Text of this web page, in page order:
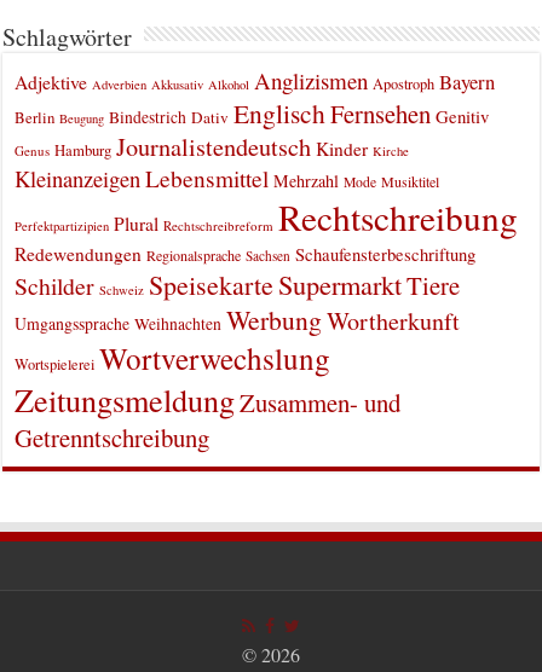
Schlagwörter
Adjektive Adverbien Akkusativ Alkohol Anglizismen Apostroph Bayern
Berlin Beugung Bindestrich Dativ EnglischFernsehen Genitiv
Genus Hamburg Journalistendeutsch Kinder Kirche
KleinanzeigenLebensmittel Mehrzahl Mode Musiktitel
Perfektpartizipien Plural Rechtschreibreform Rechtschreibung
Redewendungen Regionalsprache Sachsen Schaufensterbeschriftung
Schilder Schweiz SpeisekarteSupermarktTiere
Umgangssprache Weihnachten WerbungWortherkunft
Wortspielerei Wortverwechslung
ZeitungsmeldungZusammen- und
Getrenntschreibung
© 2026